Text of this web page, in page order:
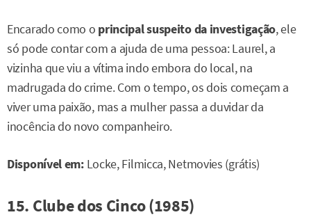
Encarado como o principal suspeito da investigação, ele
só pode contar com a ajuda de uma pessoa: Laurel, a
vizinha que viu a vítima indo embora do local, na
madrugada do crime. Com o tempo, os dois começam a
viver uma paixão, mas a mulher passa a duvidar da
inocência do novo companheiro.
Disponível em:Locke, Filmicca, Netmovies (grátis)
15. Clube dos Cinco (1985)